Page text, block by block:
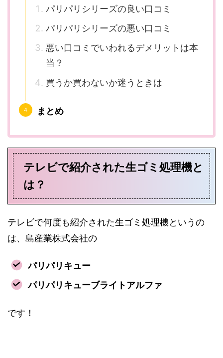
パリパリシリーズの良い口コミ
パリパリシリーズの悪い口コミ
悪い口コミでいわれるデメリットは本
当？
買うか買わないか迷うときは
まとめ
テレビで紹介された生ゴミ処理機と
は？
テレビで何度も紹介された生ゴミ処理機というの
は、島産業株式会社の
パリパリキュー
パリパリキューブライトアルファ
です！